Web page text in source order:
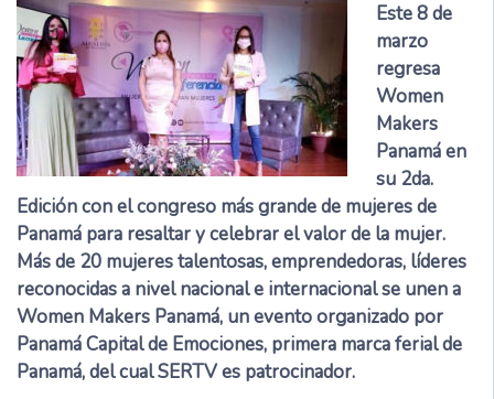
Este 8 de
marzo
regresa
Women
Makers
Panamá en
su 2da.
Edición con el congreso más grande de mujeres de
Panamá para resaltar y celebrar el valor de la mujer.
Más de 20 mujeres talentosas, emprendedoras, líderes
reconocidas a nivel nacional e internacional se unen a
Women Makers Panamá, un evento organizado por
Panamá Capital de Emociones, primera marca ferial de
Panamá, del cual SERTV es patrocinador.